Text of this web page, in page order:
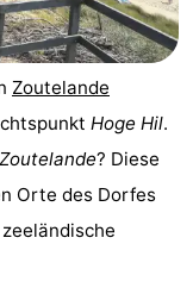
Zoutelande
Hoge Hil.
Zoutelande? Diese
Orte des Dorfes